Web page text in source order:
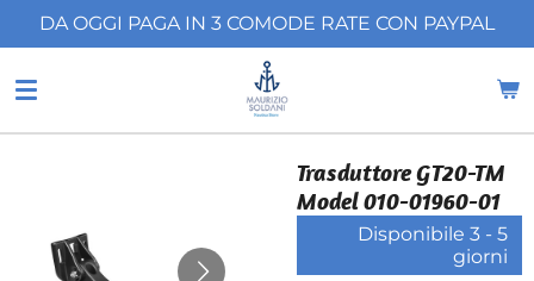
al
contenuto
DA OGGI PAGA IN 3 COMODE RATE CON PAYPAL
Trasduttore GT20-TM
Model 010-01960-01
Disponibile 3 - 5
giorni